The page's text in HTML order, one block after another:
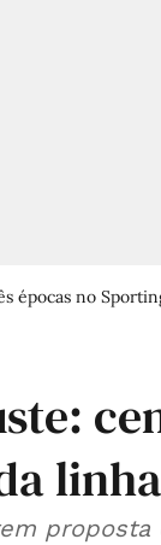
épocas no
linha
proposta